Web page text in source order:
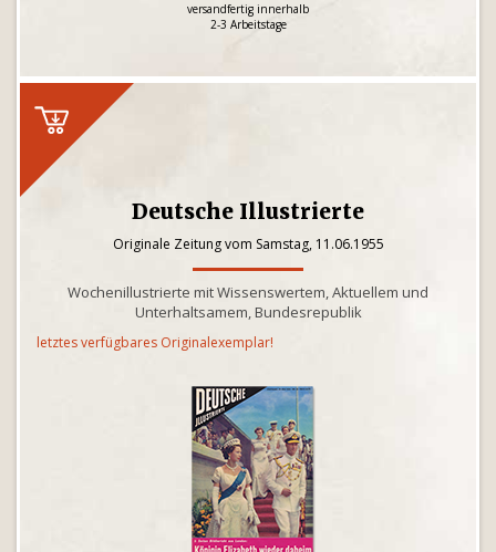
versandfertig innerhalb
2-3 Arbeitstage
Deutsche Illustrierte
Originale Zeitung vom Samstag, 11.06.1955
Wochenillustrierte mit Wissenswertem, Aktuellem und
Unterhaltsamem, Bundesrepublik
letztes verfügbares Originalexemplar!